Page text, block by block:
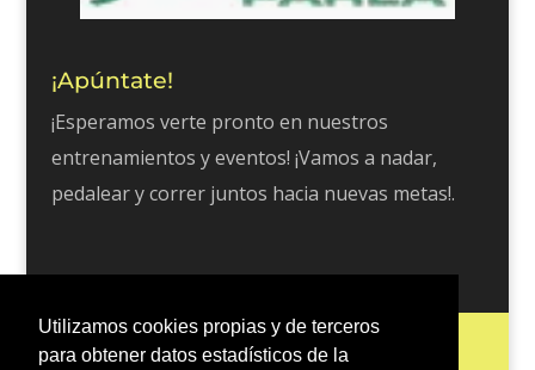
Utilizamos cookies propias y de terceros
para obtener datos estadísticos de la
¡Apúntate!
¡Esperamos verte pronto en nuestros
entrenamientos y eventos! ¡Vamos a nadar,
pedalear y correr juntos hacia nuevas metas!.
Inicio Escuela Tri 401
Entrenos